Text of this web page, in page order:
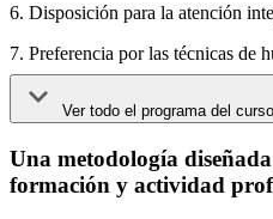
6. Disposición para la atención
7. Preferencia por las técnicas de
Ver todo el programa del curso
Una metodología
formación y actividad